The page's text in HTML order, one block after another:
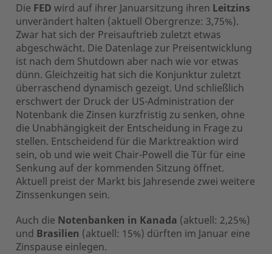
Die FED wird auf ihrer Januarsitzung ihren Leitzins
unverändert halten (aktuell Obergrenze: 3,75%).
Zwar hat sich der Preisauftrieb zuletzt etwas
abgeschwächt. Die Datenlage zur Preisentwicklung
ist nach dem Shutdown aber nach wie vor etwas
dünn. Gleichzeitig hat sich die Konjunktur zuletzt
überraschend dynamisch gezeigt. Und schließlich
erschwert der Druck der US-Administration der
Notenbank die Zinsen kurzfristig zu senken, ohne
die Unabhängigkeit der Entscheidung in Frage zu
stellen. Entscheidend für die Marktreaktion wird
sein, ob und wie weit Chair-Powell die Tür für eine
Senkung auf der kommenden Sitzung öffnet.
Aktuell preist der Markt bis Jahresende zwei weitere
Zinssenkungen sein.
Auch die Notenbanken in Kanada (aktuell: 2,25%)
und Brasilien (aktuell: 15%) dürften im Januar eine
Zinspause einlegen.